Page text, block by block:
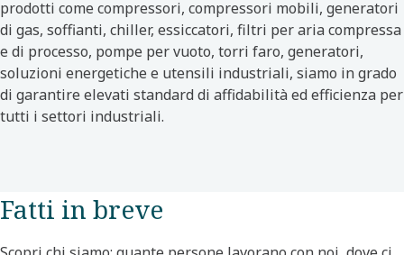
prodotti come compressori, compressori mobili, generatori
di gas, soffianti, chiller, essiccatori, filtri per aria compressa
e di processo, pompe per vuoto, torri faro, generatori,
soluzioni energetiche e utensili industriali, siamo in grado
di garantire elevati standard di affidabilità ed efficienza per
tutti i settori industriali.
Fatti in breve